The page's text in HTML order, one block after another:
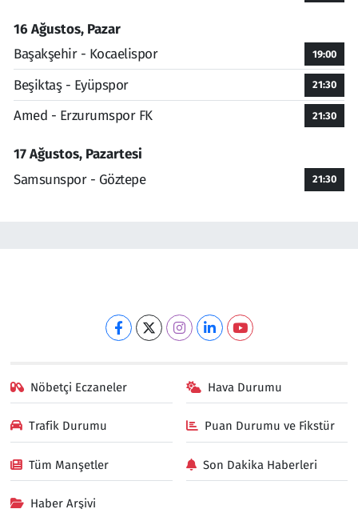
16 Ağustos, Pazar
Başakşehir - Kocaelispor
19:00
Beşiktaş - Eyüpspor 21:30
Amed - Erzurumspor FK 21:30
17 Ağustos, Pazartesi
Samsunspor - Göztepe
21:30
Nöbetçi Eczaneler Hava Durumu
Trafik Durumu Puan Durumu ve Fikstür
Tüm Manşetler Son Dakika Haberleri
Haber Arşivi